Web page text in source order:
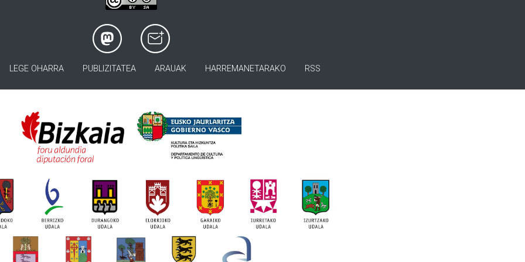
LEGE OHARRA PUBLIZITATEA ARAUAK HARREMANETARAKO RSS